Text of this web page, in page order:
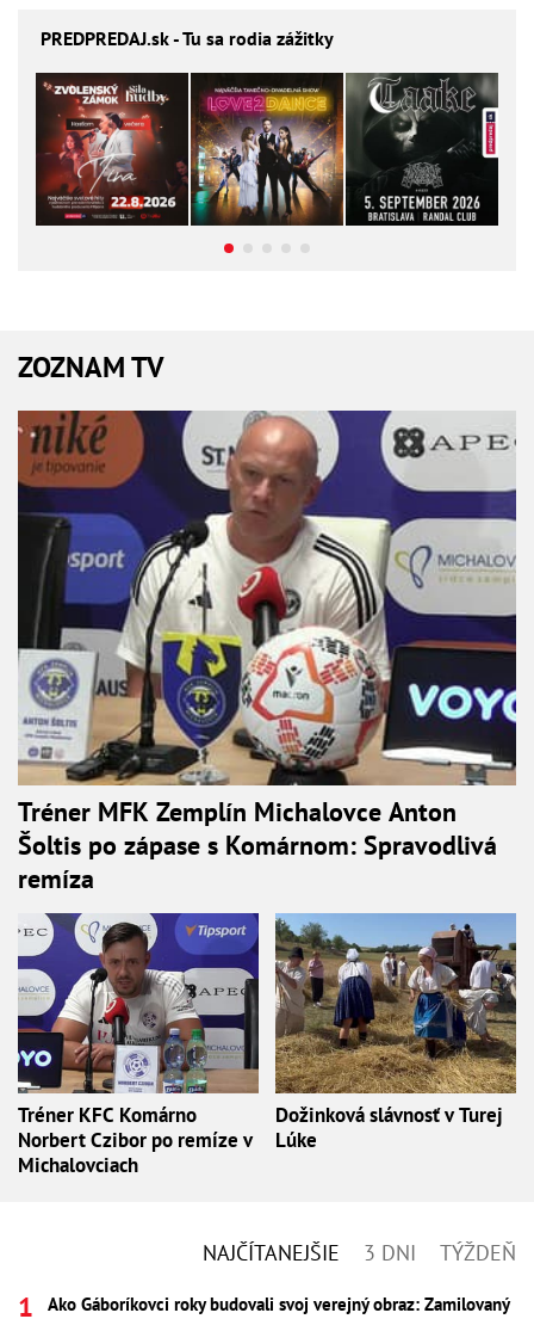
PREDPREDAJ.sk - Tu sa rodia zážitky
ZOZNAM TV
Tréner MFK Zemplín Michalovce Anton
Šoltis po zápase s Komárnom: Spravodlivá
remíza
Tréner KFC Komárno
Norbert Czibor po remíze v
Michalovciach
Dožinková slávnosť v Turej
Lúke
NAJČÍTANEJŠIE 3 DNI TÝŽDEŇ
Ako Gáboríkovci roky budovali svoj verejný obraz: Zamilovaný